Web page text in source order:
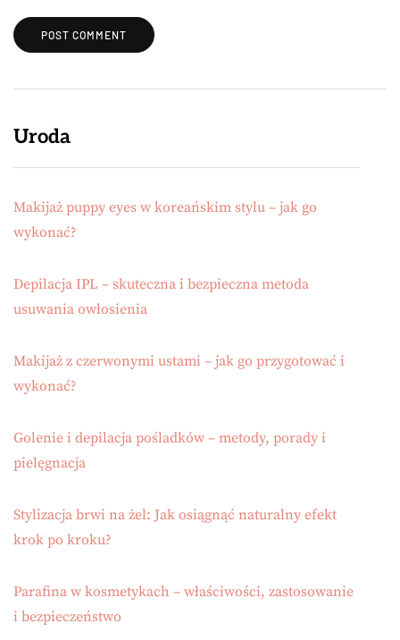
Uroda
Makijaż puppy eyes w koreańskim stylu – jak go
wykonać?
Depilacja IPL – skuteczna i bezpieczna metoda
usuwania owłosienia
Makijaż z czerwonymi ustami – jak go przygotować i
wykonać?
Golenie i depilacja pośladków – metody, porady i
pielęgnacja
Stylizacja brwi na żel: Jak osiągnąć naturalny efekt
krok po kroku?
Parafina w kosmetykach – właściwości, zastosowanie
i bezpieczeństwo